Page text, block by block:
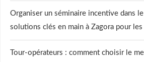
Organiser un séminaire incentive dans
solutions clés en main à Zagora pour les
Tour-opérateurs : comment choisir le